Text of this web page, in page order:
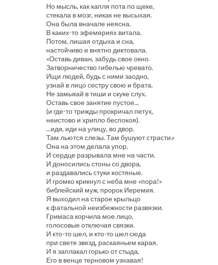
Но мысль, как капля пота по щеке,
стекала в мозг, никак не высыхая.
Она была вначале неясна.
В каких-то эфемериях витала.
Потом, лишая отдыха и сна,
настойчиво и внятно диктовала.
«Оставь диван, забудь свое окно.
Затворничество гибелью чревато.
Ищи людей, будь с ними заодно,
узнай в лицо сестру свою и брата.
Не замыкай в тиши и скуке слух.
Оставь свое занятие пустое...
(и где-то трижды прокричал петух,
неистово и хрипло беспокоя).
...иди, иди на улицу, во двор.
Там льются слезы. Там бушуют страсти.»
Она на этом делала упор.
И сердце разрывала мне на части.
И доносились стоны со двора,
и раздавались стуки костяные.
И громко крикнул с неба мне «пора!»
библейский муж, пророк Иеремия.
Я выходил на старое крыльцо
к фатальной неизбежности развязки.
Гримаса корчила мое лицо,
голосовые отключая связки.
И кто-то шел, и кто-то шел сюда
при свете звезд, раскаяньем карая.
И я заплакал горько от стыда,
Его в венце терновом узнавая!